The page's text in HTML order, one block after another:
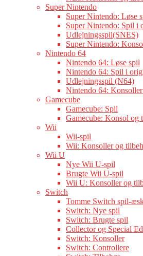
Super Nintendo
Super Nintendo: Løse
Super Nintendo: Spil i
Udlejningsspil(SNES)
Super Nintendo:
Nintendo 64
Nintendo 64: Løse spil
Nintendo 64: Spil i
Udlejningsspil (N64)
Nintendo 64:
Gamecube
Gamecube: Spil
Gamecube: Konsol og
Wii
Wii-spil
Wii: Konsoller og
Wii U
Nye Wii U-spil
Brugte Wii U-spil
Wii U: Konsoller og
Switch
Tomme Switch spil-
Switch: Nye spil
Switch: Brugte spil
Collector og Special
Switch: Konsoller
Switch: Controllere